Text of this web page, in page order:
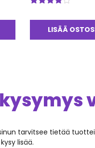
tuotteesta:
/ 5
LISÄÄ
tarvitsee tietää
lisää.